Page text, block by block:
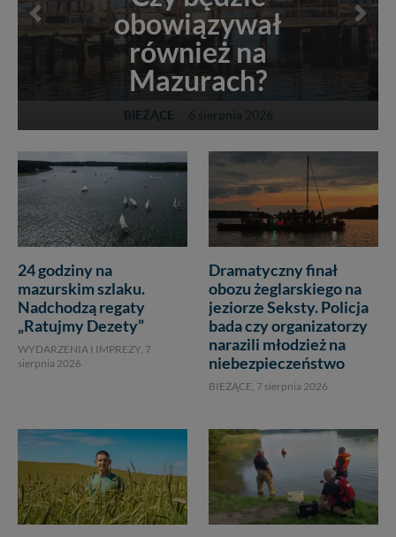
BIEŻĄCE 6 sierpnia 2026
obowiązywał
również na
Mazurach?
Poprzednie
24 godziny na
mazurskim szlaku.
Nadchodzą regaty
„Ratujmy Dezety”
WYDARZENIA I IMPREZY, 7
sierpnia 2026
Dramatyczny finał
obozu żeglarskiego na
jeziorze Seksty. Policja
bada czy organizatorzy
narazili młodzież na
niebezpieczeństwo
BIEŻĄCE, 7 sierpnia 2026